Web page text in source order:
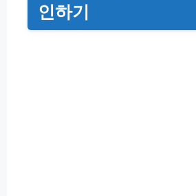
인하기